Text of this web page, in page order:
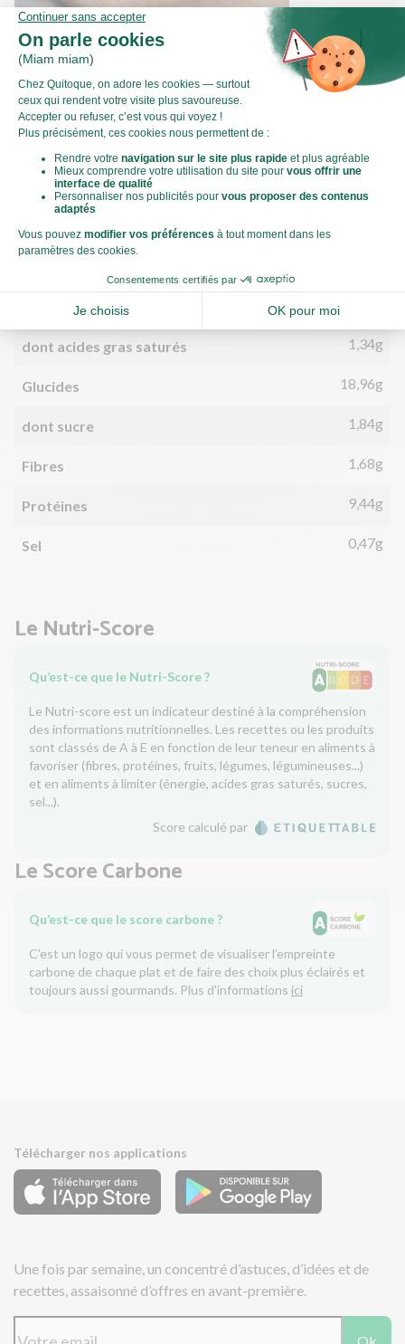
Comment préparer du gingembre ?
Valeurs nutritionnelles
Par personne Pour 100g
Énergie (kJ)
Matières grasses
dont acides gras saturés 1,34g
Glucides 18,96g
dont sucre 1,84g
Fibres 1,68g
Protéines 9,44g
Sel 0,47g
Le Nutri-Score
Qu’est-ce que le Nutri-Score ?
Le Nutri-score est un indicateur destiné à la compréhension
des informations nutritionnelles. Les recettes ou les produits
sont classés de A à E en fonction de leur teneur en aliments à
favoriser (fibres, protéines, fruits, légumes, légumineuses...)
et en aliments à limiter (énergie, acides gras saturés, sucres,
sel...).
Score calculé par
Le Score Carbone
Qu’est-ce que le score carbone ?
C'est un logo qui vous permet de visualiser l’empreinte
carbone de chaque plat et de faire des choix plus éclairés et
toujours aussi gourmands. Plus d'informations ici
Télécharger nos applications
Une fois par semaine, un concentré d’astuces, d’idées et de
recettes, assaisonné d’offres en avant-première.